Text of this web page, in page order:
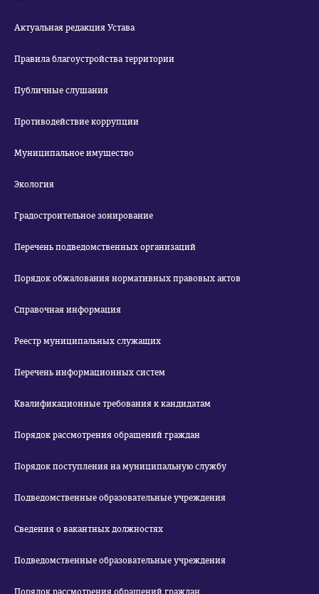
Актуальная редакция Устава
Правила благоустройства территории
Публичные слушания
Противодействие коррупции
Муниципальное имущество
Экология
Градостроительное зонирование
Перечень подведомственных организаций
Порядок обжалования нормативных правовых актов
Справочная информация
Реестр муниципальных служащих
Перечень информационных систем
Квалификационные требования к кандидатам
Порядок рассмотрения обращений граждан
Порядок поступления на муниципальную службу
Подведомственные образовательные учреждения
Сведения о вакантных должностях
Подведомственные образовательные учреждения
Порядок рассмотрения обращений граждан